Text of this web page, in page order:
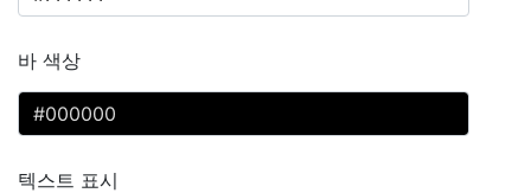
바 색상
텍스트 표시